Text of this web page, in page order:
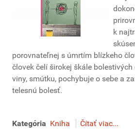
k
porovnateľnej s úmrtím blízkeho
človek čelí širokej škále
viny, smútku, pochybuje o sebe a
telesnú bolesť.
Kategória Kniha Čítať viac...